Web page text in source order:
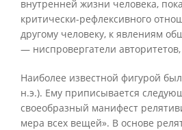
внутренней жизни человека,
критически-рефлексивного
другому человеку, к явлениям
— ниспровергатели
Наиболее известной фигурой
н.э.). Ему приписывается
своеобразный манифест
мера всех вещей». В основе